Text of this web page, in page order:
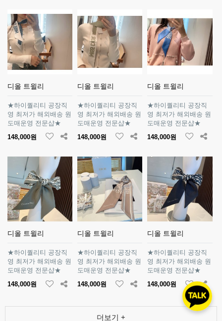
디올 트윌리
★하이퀄리티 공장직
영 최저가 해외배송 원
도매운영 전문샵★
148,000원
디올 트윌리
★하이퀄리티 공장직
영 최저가 해외배송 원
도매운영 전문샵★
148,000원
디올 트윌리
★하이퀄리티 공장직
영 최저가 해외배송 원
도매운영 전문샵★
148,000원
디올 트윌리
★하이퀄리티 공장직
영 최저가 해외배송 원
도매운영 전문샵★
148,000원
디올 트윌리
★하이퀄리티 공장직
영 최저가 해외배송 원
도매운영 전문샵★
148,000원
디올 트윌리
★하이퀄리티 공장직
영 최저가 해외배송 원
도매운영 전문샵★
148,000원
더보기 +